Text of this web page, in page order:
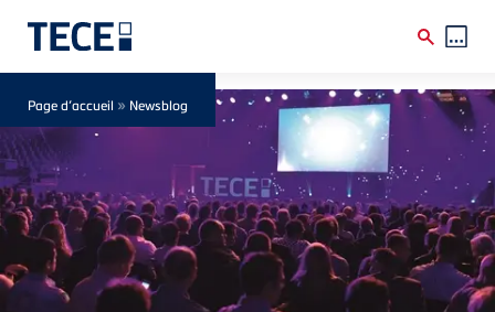
Breadcrumb
Page d’accueil » Newsblog